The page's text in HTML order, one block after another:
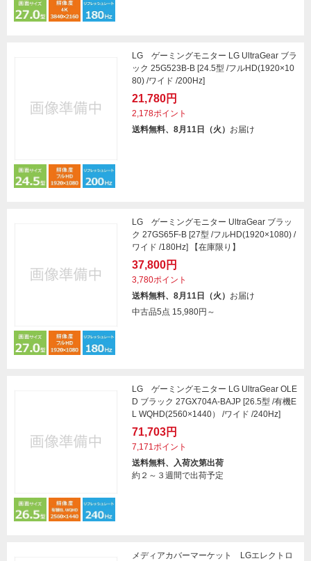
LG ゲーミングモニター LG UltraGear ブラ
ック 25G523B-B [24.5型 /フルHD(1920×10
80) /ワイド /200Hz]
21,780円
2,178ポイント
送料無料、8月11日（火） お届け
LG ゲーミングモニター UltraGear ブラッ
ク 27GS65F-B [27型 /フルHD(1920×1080) /
ワイド /180Hz] 【在庫限り】
37,800円
3,780ポイント
送料無料、8月11日（火） お届け
中古品5点 15,980円～
LG ゲーミングモニター LG UltraGear OLE
D ブラック 27GX704A-BAJP [26.5型 /有機E
L WQHD(2560×1440） /ワイド /240Hz]
71,703円
7,171ポイント
送料無料、入荷次第出荷
約２～３週間で出荷予定
メディアカバーマーケット LGエレクトロ